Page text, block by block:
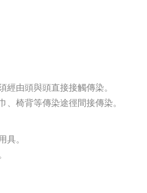
經由頭與頭直接接觸傳染。
、椅背等傳染途徑間接傳染。
具。